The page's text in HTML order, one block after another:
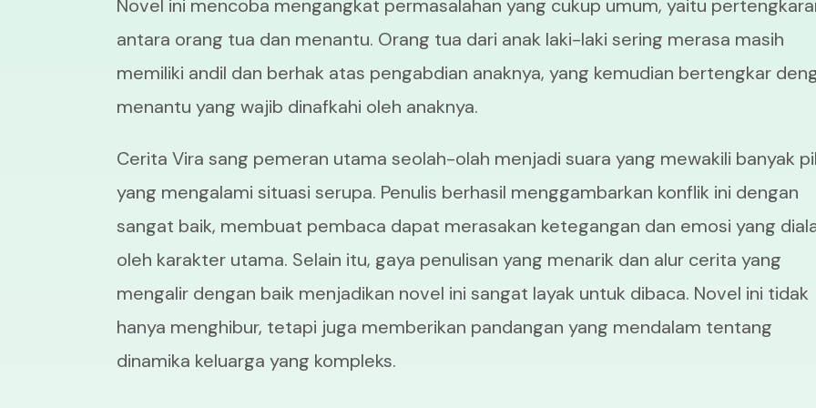
Novel ini mencoba mengangkat permasalahan yang cukup umum, yaitu
antara orang tua dan menantu. Orang tua dari anak laki-laki sering merasa masih
memiliki andil dan berhak atas pengabdian anaknya, yang kemudian bertengkar
menantu yang wajib dinafkahi oleh anaknya.
Cerita Vira sang pemeran utama seolah-olah menjadi suara yang mewakili banyak
yang mengalami situasi serupa. Penulis berhasil menggambarkan konflik ini dengan
sangat baik, membuat pembaca dapat merasakan ketegangan dan emosi yang
oleh karakter utama. Selain itu, gaya penulisan yang menarik dan alur cerita yang
mengalir dengan baik menjadikan novel ini sangat layak untuk dibaca. Novel ini tidak
hanya menghibur, tetapi juga memberikan pandangan yang mendalam tentang
dinamika keluarga yang kompleks.